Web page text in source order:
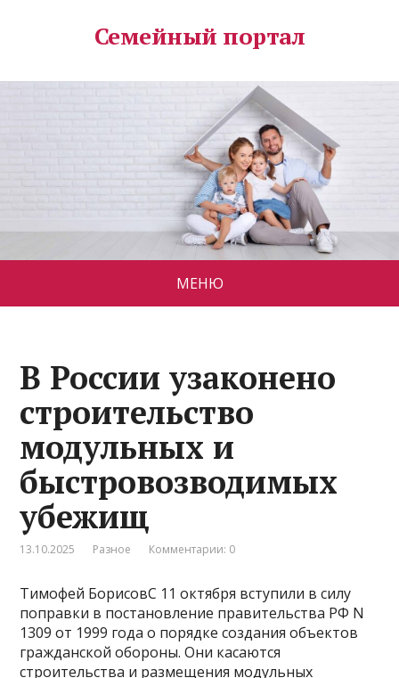
Семейный портал
МЕНЮ
В России узаконено
строительство
модульных и
быстровозводимых
убежищ
13.10.2025 Разное Комментарии: 0
Тимофей БорисовС 11 октября вступили в силу
поправки в постановление правительства РФ N
1309 от 1999 года о порядке создания объектов
гражданской обороны. Они касаются
строительства и размещения модульных